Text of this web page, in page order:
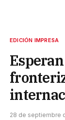
EDICIÓN IMPRESA
28 de septiembre